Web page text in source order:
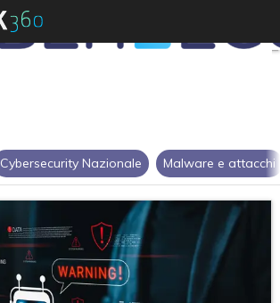
Cybersecurity Nazionale Malware e attacchi